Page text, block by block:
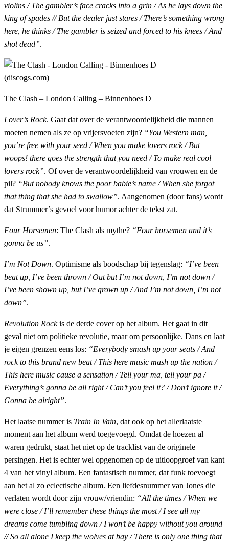
violins / The gambler’s face cracks into a grin / As he lays down the
king of spades // But the dealer just stares / There’s something wrong
here, he thinks / The gambler is seized and forced to his knees / And
shot dead”.
The Clash – London Calling – Binnenhoes D
Lover’s Rock. Gaat dat over de verantwoordelijkheid die mannen
moeten nemen als ze op vrijersvoeten zijn? “You Western man,
you’re free with your seed / When you make lovers rock / But
woops! there goes the strength that you need / To make real cool
lovers rock”. Of over de verantwoordelijkheid van vrouwen en de
pil? “But nobody knows the poor babie’s name / When she forgot
that thing that she had to swallow”. Aangenomen (door fans) wordt
dat Strummer’s gevoel voor humor achter de tekst zat.
Four Horsemen: The Clash als mythe? “Four horsemen and it’s
gonna be us”.
I’m Not Down. Optimisme als boodschap bij tegenslag: “I’ve been
beat up, I’ve been thrown / Out but I’m not down, I’m not down /
I’ve been shown up, but I’ve grown up / And I’m not down, I’m not
down”.
Revolution Rockis de derde cover op het album. Het gaat in dit
geval niet om politieke revolutie, maar om persoonlijke. Dans en laat
je eigen grenzen eens los: “Everybody smash up your seats / And
rock to this brand new beat / This here music mash up the nation /
This here music cause a sensation / Tell your ma, tell your pa /
Everything’s gonna be all right / Can’t you feel it? / Don’t ignore it /
Gonna be alright”.
Het laatse nummer is Train In Vain, dat ook op het allerlaatste
moment aan het album werd toegevoegd. Omdat de hoezen al
waren gedrukt, staat het niet op de tracklist van de originele
persingen. Het is echter wel opgenomen op de uitloopgroef van kant
4 van het vinyl album. Een fantastisch nummer, dat funk toevoegt
aan het al zo eclectische album. Een liefdesnummer van Jones die
verlaten wordt door zijn vrouw/vriendin: “All the times / When we
were close / I’ll remember these things the most / I see all my
dreams come tumbling down / I won’t be happy without you around
// So all alone I keep the wolves at bay / There is only one thing that